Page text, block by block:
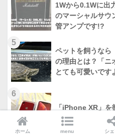
1Wから0.1Wに出
のマーシャルサウ
管アンプです!?
5
ペットを飼うなら
の理由とは？「ニ
とても可愛いです
6
「iPhone XR」
3つの理由と3つ
ホーム menu シ